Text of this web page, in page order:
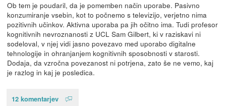
Ob tem je poudaril, da je pomemben način uporabe. Pasivno
konzumiranje vsebin, kot to počnemo s televizijo, verjetno nima
pozitivnih učinkov. Aktivna uporaba pa jih očitno ima. Tudi profesor
kognitivnih nevroznanosti z UCL Sam Gilbert, ki v raziskavi ni
sodeloval, v njej vidi jasno povezavo med uporabo digitalne
tehnologije in ohranjanjem kognitivnih sposobnosti v starosti.
Dodaja, da vzročna povezanost ni potrjena, zato še ne vemo, kaj
je razlog in kaj je posledica.
12 komentarjev